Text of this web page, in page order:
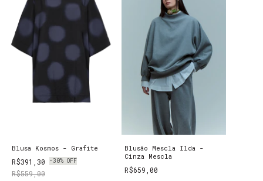
Blusa Kosmos - Grafite
R$391,30 -30% OFF
R$559,00
Blusão Mescla Ilda -
Cinza Mescla
R$659,00